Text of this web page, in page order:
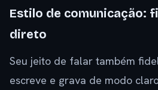
Estilo de comunicação:
direto
Seu jeito de falar também
escreve e grava de modo